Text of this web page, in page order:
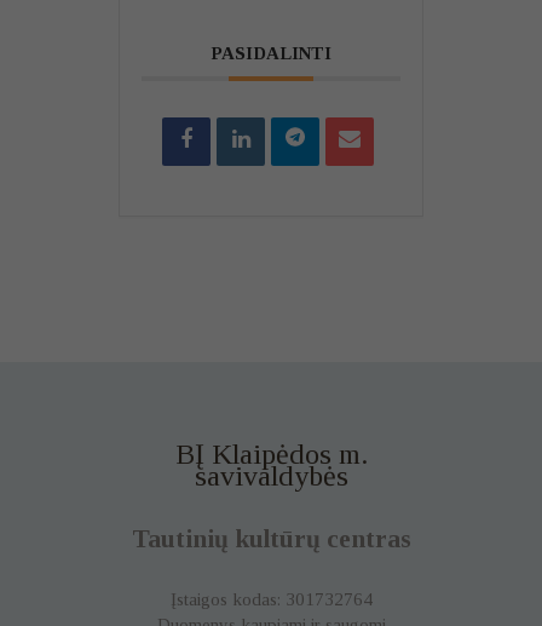
PASIDALINTI
BĮ Klaipėdos m.
savivaldybės
Tautinių kultūrų centras
Įstaigos kodas: 301732764